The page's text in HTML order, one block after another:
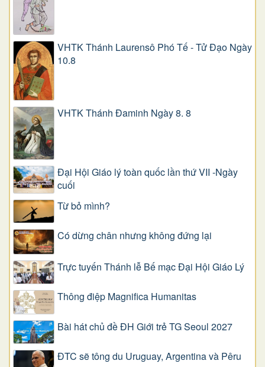
VHTK Thánh Laurensô Phó Tế - Tử Đạo Ngày
10.8
VHTK Thánh Đaminh Ngày 8. 8
Đại Hội Giáo lý toàn quốc lần thứ VII -Ngày
cuối
Từ bỏ mình?
Có dừng chân nhưng không đứng lại
Trực tuyến Thánh lễ Bế mạc Đại Hội Giáo Lý
Thông điệp Magnifica Humanitas
Bài hát chủ đề ĐH Giới trẻ TG Seoul 2027
ĐTC sẽ tông du Uruguay, Argentina và Pêru